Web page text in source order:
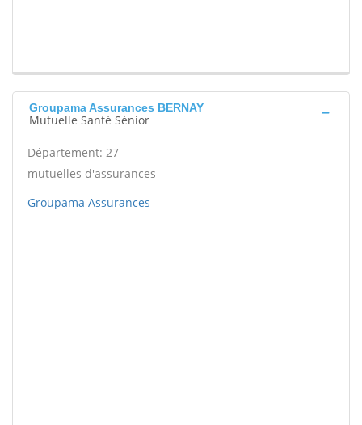
Groupama Assurances BERNAY
Mutuelle Santé Sénior
Département: 27
mutuelles d'assurances
Groupama Assurances